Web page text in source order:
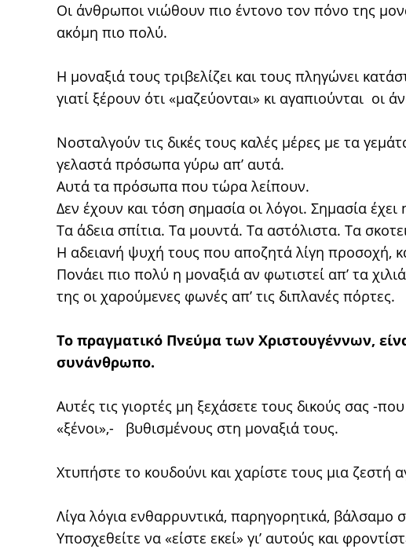
Οι άνθρωποι νιώθουν πιο έντονο τον πόνο της
ακόμη πιο πολύ.
Η μοναξιά τους τριβελίζει και τους πληγώνει
γιατί ξέρουν ότι «μαζεύονται» κι αγαπιούνται οι
Νοσταλγούν τις δικές τους καλές μέρες με τα
γελαστά πρόσωπα γύρω απ’ αυτά.
Αυτά τα πρόσωπα που τώρα λείπουν.
Δεν έχουν και τόση σημασία οι λόγοι. Σημασία έχει
Τα άδεια σπίτια. Τα μουντά. Τα αστόλιστα. Τα
Η αδειανή ψυχή τους που αποζητά λίγη προσοχή,
Πονάει πιο πολύ η μοναξιά αν φωτιστεί απ’ τα
της οι χαρούμενες φωνές απ’ τις διπλανές πόρτες.
Το πραγματικό Πνεύμα των Χριστουγέννων,
συνάνθρωπο.
Αυτές τις γιορτές μη ξεχάσετε τους δικούς σας -
«ξένοι»,- βυθισμένους στη μοναξιά τους.
Χτυπήστε το κουδούνι και χαρίστε τους μια ζεστή
Λίγα λόγια ενθαρρυντικά, παρηγορητικά, βάλσαμο
Υποσχεθείτε να «είστε εκεί» γι’ αυτούς και